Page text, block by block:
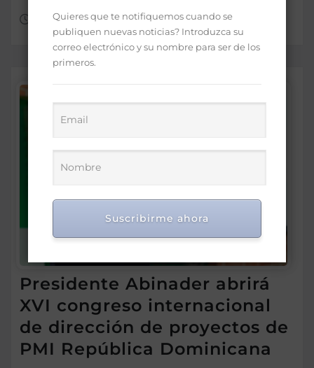
Ago 5, 2026
Presidente Abinader abrirá
XVI congreso internacional
de dirección de proyectos de
PMI República Dominicana
Quieres que te notifiquemos cuando se
publiquen nuevas noticias? Introduzca su
correo electrónico y su nombre para ser de los
primeros.
Suscribirme ahora